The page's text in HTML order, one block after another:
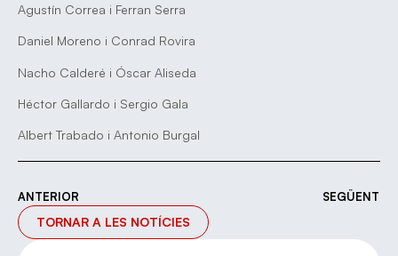
Agustín Correa i Ferran Serra
Daniel Moreno i Conrad Rovira
Nacho Calderé i Óscar Aliseda
Héctor Gallardo i Sergio Gala
Albert Trabado i Antonio Burgal
ANTERIOR SEGÜENT
TORNAR A LES NOTÍCIES